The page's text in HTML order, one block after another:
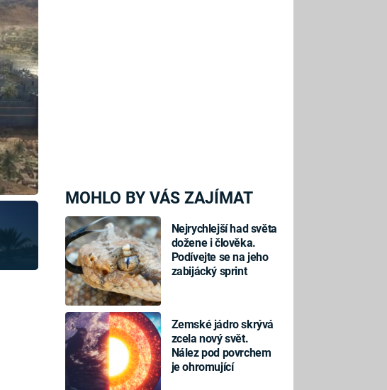
MOHLO BY VÁS ZAJÍMAT
Nejrychlejší had světa
dožene i člověka.
Podívejte se na jeho
zabijácký sprint
Zemské jádro skrývá
zcela nový svět.
Nález pod povrchem
je ohromující